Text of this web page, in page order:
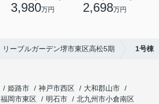
3,980万円 2,698万円
リーブルガーデン堺市東区高松5期 1号棟
姫路市 神戸市西区
大和郡山市
福岡市東区 明石市
北九州市小倉南区